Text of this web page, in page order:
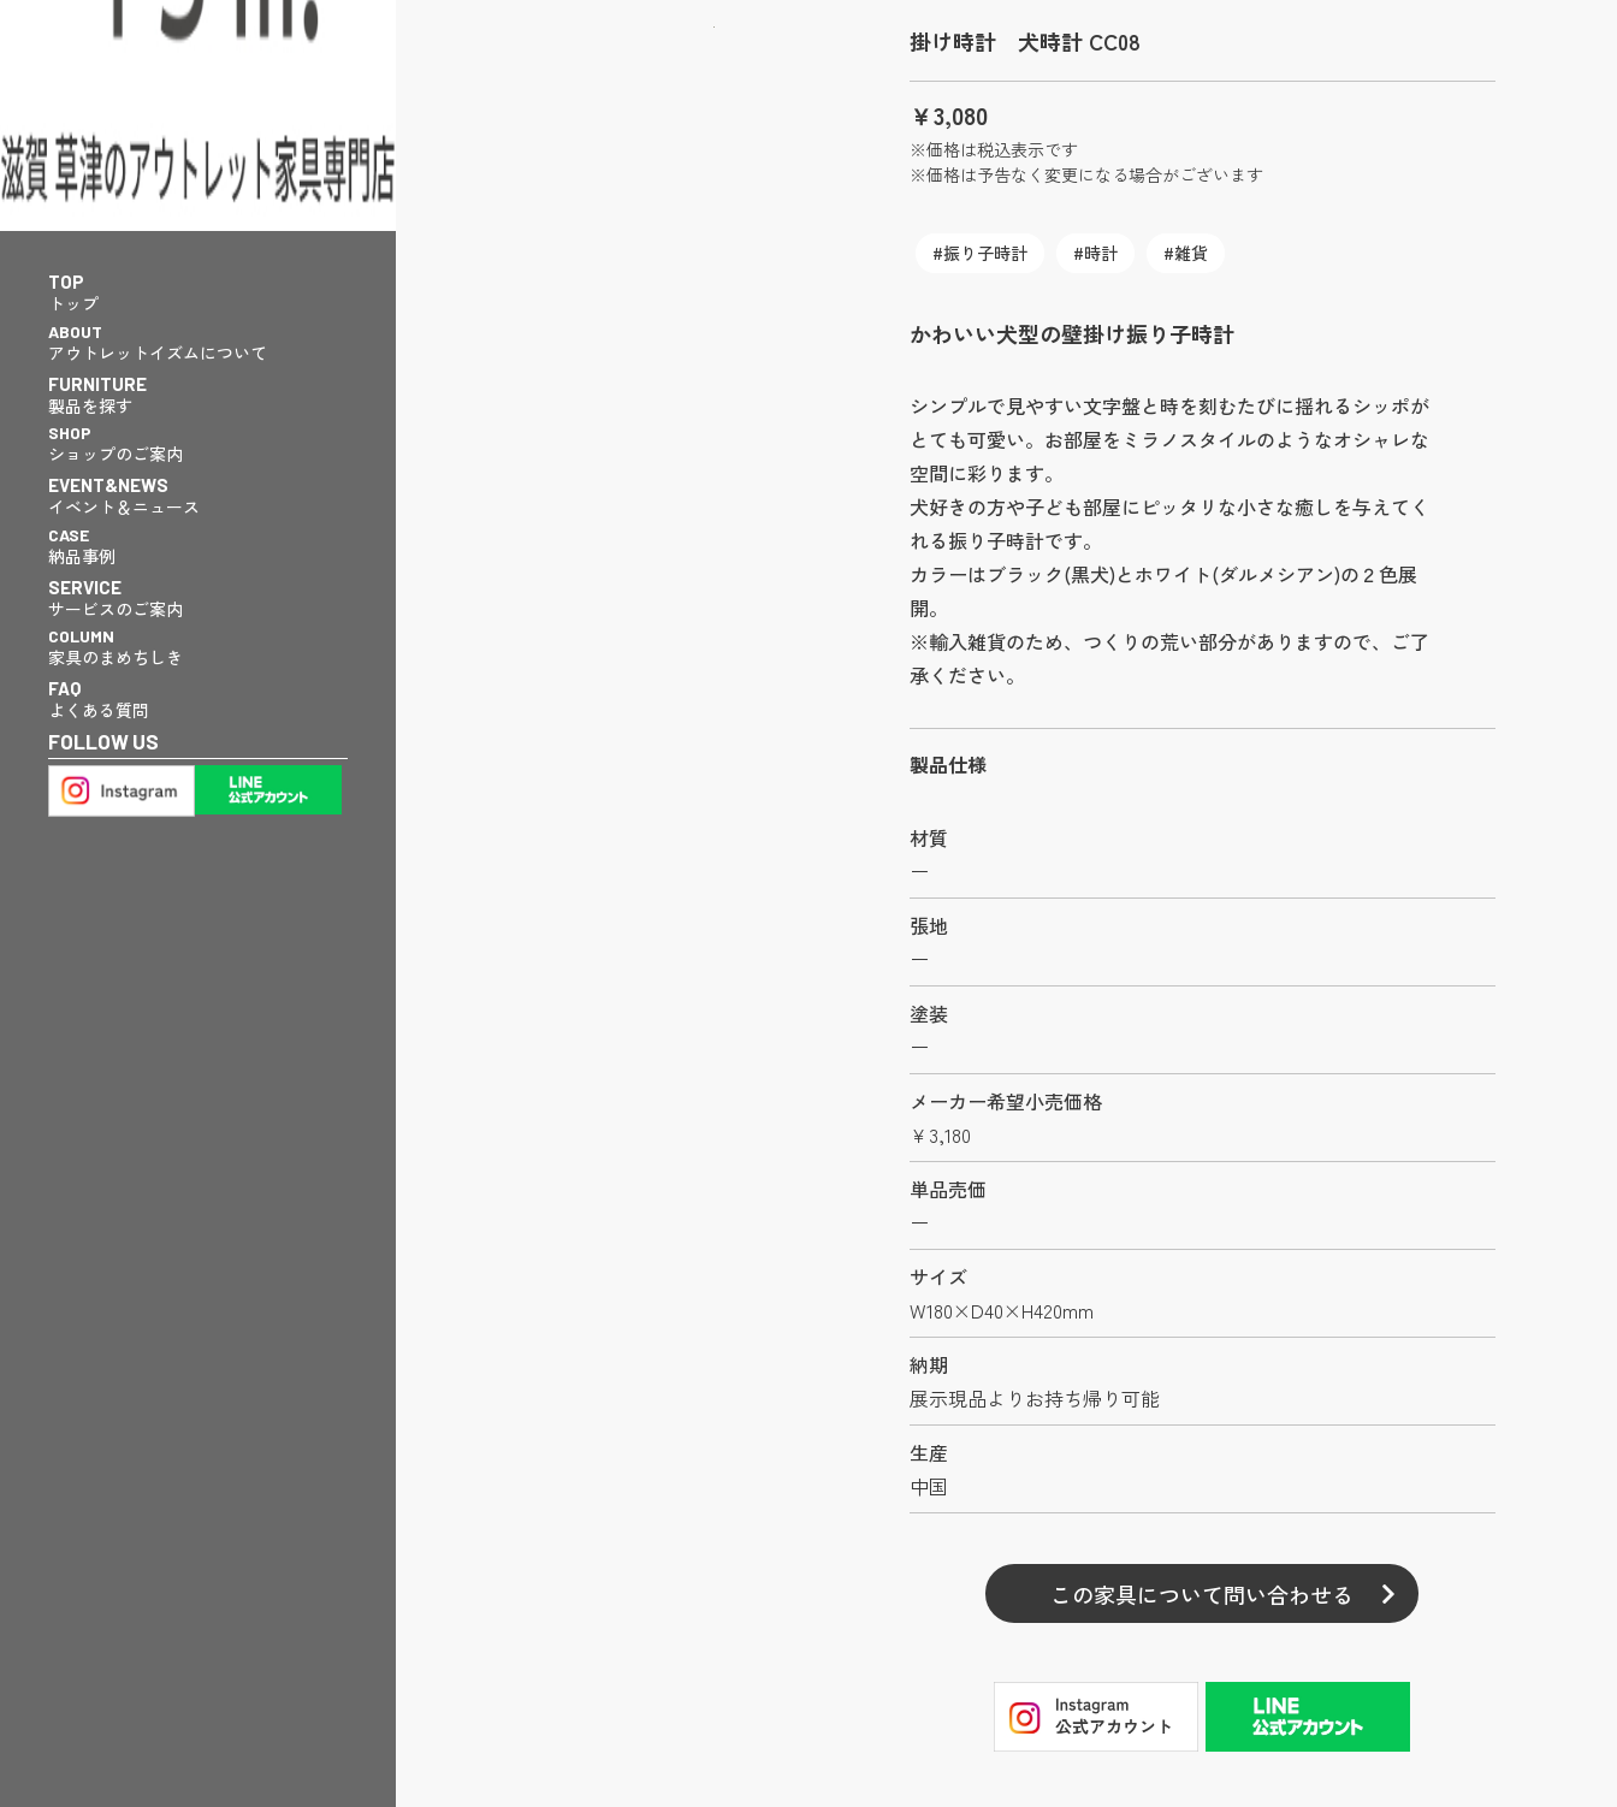
TOP
トップ
ABOUT
アウトレットイズムについて
FURNITURE
製品を探す
SHOP
ショップのご案内
EVENT&NEWS
イベント＆ニュース
CASE
納品事例
SERVICE
サービスのご案内
COLUMN
家具のまめちしき
FAQ
よくある質問
FOLLOW US
掛け時計 犬時計 CC08
￥3,080
※価格は税込表示です
※価格は予告なく変更になる場合がございます
振り子時計 時計 雑貨
かわいい犬型の壁掛け振り子時計
シンプルで見やすい文字盤と時を刻むたびに揺れるシッポが
とても可愛い。お部屋をミラノスタイルのようなオシャレな
空間に彩ります。
犬好きの方や子ども部屋にピッタリな小さな癒しを与えてく
れる振り子時計です。
カラーはブラック(黒犬)とホワイト(ダルメシアン)の２色展
開。
※輸入雑貨のため、つくりの荒い部分がありますので、ご了
承ください。
製品仕様
材質
ー
張地
ー
塗装
ー
メーカー希望小売価格
￥3,180
単品売価
ー
サイズ
W180×D40×H420mm
納期
展示現品よりお持ち帰り可能
生産
中国
この家具について問い合わせる